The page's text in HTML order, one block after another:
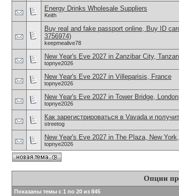
Energy Drinks Wholesale Suppliers
Keith
Buy real and fake passport online, Buy ID
3756974)
keepmealive78
New Year's Eve 2027 in Zanzibar City,
topnye2026
New Year's Eve 2027 in Villeparisis, France
topnye2026
New Year's Eve 2027 in Tower Bridge,
topnye2026
Как зарегистрироваться в Vavada и
streetog
New Year's Eve 2027 in The Plaza, New
topnye2026
Опции
Показаны темы с 1 по 20 из 845